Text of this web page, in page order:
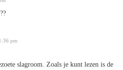
pm
slagroom. Zoals je kunt lezen is de